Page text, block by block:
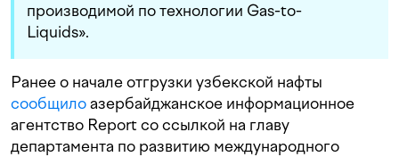
производимой по технологии Gas-to-
Liquids».
Ранее о начале отгрузки узбекской нафты
сообщилоазербайджанское информационное
агентство Report со ссылкой на главу
департамента по развитию международного